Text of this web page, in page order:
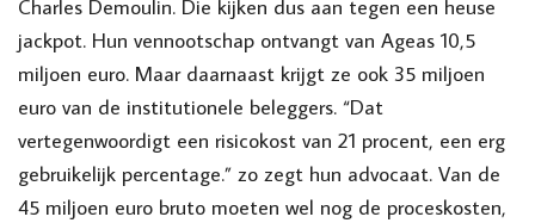
Charles Demoulin. Die kijken dus aan tegen een heuse
jackpot. Hun vennootschap ontvangt van Ageas 10,5
miljoen euro. Maar daarnaast krijgt ze ook 35 miljoen
euro van de institutionele beleggers. “Dat
vertegenwoordigt een risicokost van 21 procent, een erg
gebruikelijk percentage.” zo zegt hun advocaat. Van de
45 miljoen euro bruto moeten wel nog de proceskosten,